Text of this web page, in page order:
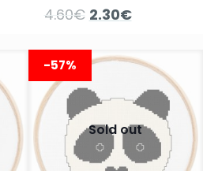
4.60€ Le
était :
2.30€Le
est :
2.30€.
-57%
Sold out